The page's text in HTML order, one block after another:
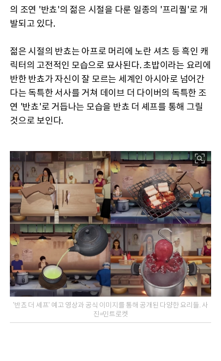
의 조연 '반쵸'의 젊은 시절을 다룬 일종의 '프리퀄'로 개
발되고 있다.
젊은 시절의 반쵸는 아프로 머리에 노란 셔츠 등 흑인 캐
릭터의 고전적인 모습으로 묘사된다. 초밥이라는 요리에
반한 반쵸가 자신이 잘 모르는 세계인 아시아로 넘어간
다는 독특한 서사를 거쳐 데이브 더 다이버의 독특한 조
연 '반쵸'로 거듭나는 모습을 반쵸 더 셰프를 통해 그릴
것으로 보인다.
'반쵸 더 셰프' 예고 영상과 공식 이미지를 통해 공개된 다양한 요리들. 사
진=민트로켓